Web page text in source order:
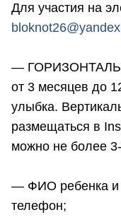
Для участия на
—
от 3 месяцев до
улыбка.
размещаться в
можно не более
— ФИО ребенка и
телефон;